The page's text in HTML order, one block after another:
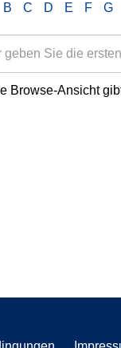
B C D E F G
Browse-Ansicht